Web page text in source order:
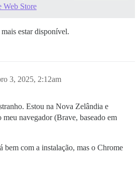
Web Store
estar disponível.
3, 2025, 2:12am
Estou na Nova Zelândia e
navegador (Brave, baseado em
bem com a instalação, mas o Chrome